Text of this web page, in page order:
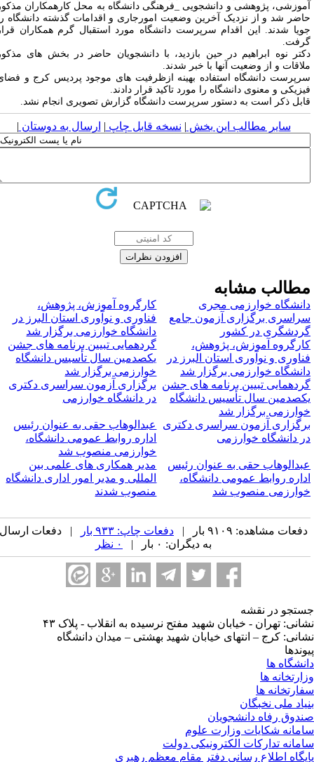
پژوهشی و دانشجویی _فرهنگی دانشگاه به محل کارهمکاران مذکور
شد و از نزدیک آخرین وضعیت امورجاری و اقدامات گذشته دانشگاه را
شدند. این اقدام سرپرست دانشگاه مورد استقبال گرم همکاران قرار
نوه ابراهیم در حین بازدید، با دانشجویان حاضر در بخش های مذکور
و از وضعیت آنها با خبر شدند.
دانشگاه استفاده بهینه ازظرفیت های موجود پردیس کرج و فضای
و معنوی دانشگاه را مورد تاکید قرار دادند.
ذکر است به دستور سرپرست دانشگاه گزارش تصویری انجام نشد.
سایر مطالب این بخش | نسخه قابل چاپ| ارسال به دوستان|
مشابه
خوارزمی مجری
برگزاری آزمون جامع
در کشور
کارگروه آموزش، پژوهش،
فناوری و نوآوری استان البرز در
دانشگاه خوارزمی برگزار شد
آموزش، پژوهش،
و نوآوری استان البرز در
خوارزمی برگزار شد
گردهمایی تبیین برنامه های جشن
یکصدمین سال تأسیس دانشگاه
خوارزمی برگزار شد
تبیین برنامه های جشن
سال تأسیس دانشگاه
برگزار شد
برگزاری آزمون سراسری دکتری
در دانشگاه خوارزمی
آزمون سراسری دکتری
دانشگاه خوارزمی
عبدالوهاب حقی به عنوان رئیس
اداره روابط عمومی دانشگاه،
خوارزمی منصوب شد
حقی به عنوان رئیس
روابط عمومی دانشگاه،
منصوب شد
مدیر همکاری های علمی بین
المللی و مدیر امور اداری دانشگاه
منصوب شدند
دفعات مشاهده: ۹۱۰۹ بار | دفعات چاپ: ۹۳۳ بار
| دفعات ارسال
به دیگران: ۰ بار |
در نقشه
تهران - خیابان شهید مفتح نرسیده به انقلاب - پلاک ۴۳
کرج – انتهای خیابان شهید بهشتی – میدان دانشگاه
ها
ها
ها
ملی نخبگان
رفاه دانشجویان
شکایات وزارت علوم
تدارکات الکترونیکی دولت
اطلاع رسانی دفتر مقام معظم رهبری